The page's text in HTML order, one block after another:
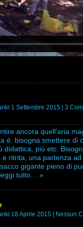
1 Settembre 2015 | 3
ancora quell’aria
è: bisogna smettere
didattica, più etc.
ritrita, una partenza
gigante pieno di
tutto… »
18 Aprile 2015 | Nessun